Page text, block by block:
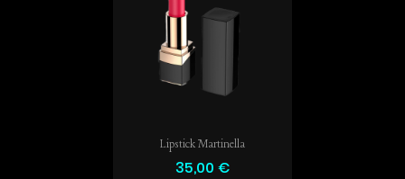
Lipstick Martinella
35,00 €